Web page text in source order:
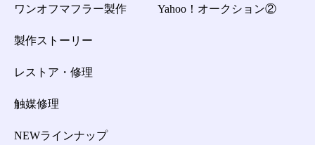
ワンオフマフラー製作
製作ストーリー
レストア・修理
触媒修理
NEWラインナップ
Yahoo！オークション②